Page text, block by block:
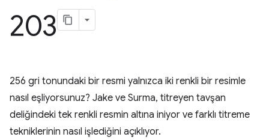
203
256 gri tonundaki bir resmi yalnızca iki renkli bir resimle
nasıl eşliyorsunuz? Jake ve Surma, titreyen tavşan
deliğindeki tek renkli resmin altına iniyor ve farklı titreme
tekniklerinin nasıl işlediğini açıklıyor.